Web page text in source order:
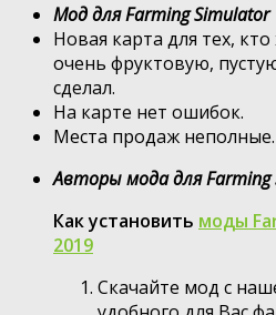
Мод для Farming Simulator
Новая карта для тех,
очень фруктовую,
сделал.
На карте нет ошибок.
Места продаж неполные.
Авторы мода для Farming
Как установить моды
2019
Скачайте мод с